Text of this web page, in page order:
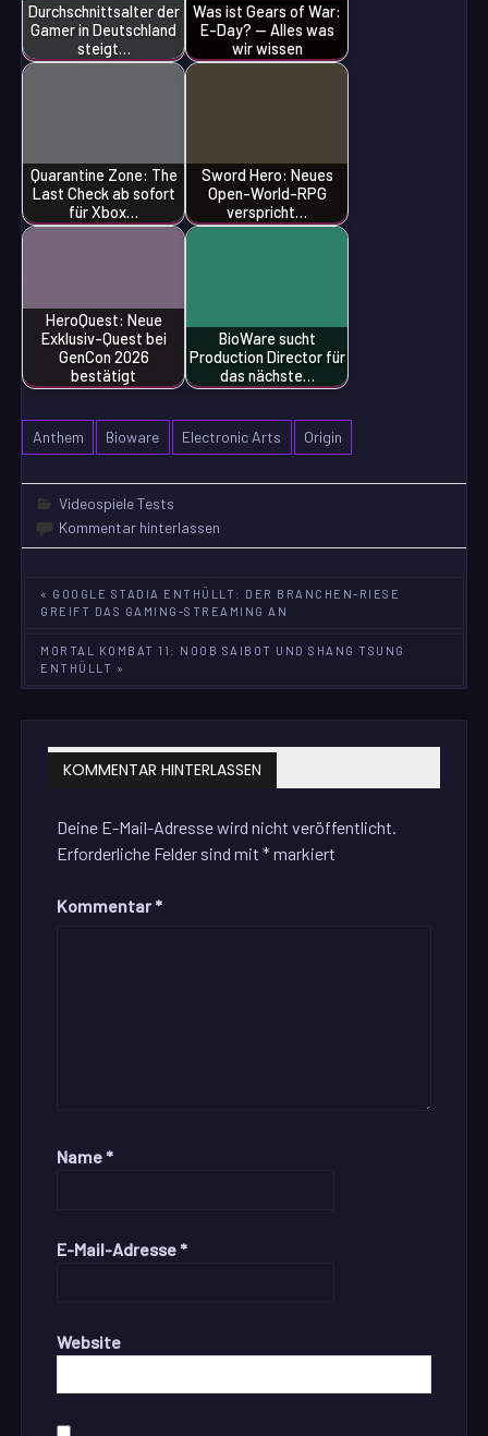
Durchschnittsalter der
Gamer in Deutschland
steigt…
Was ist Gears of War:
E-Day? — Alles was
wir wissen
Quarantine Zone: The
Last Check ab sofort
für Xbox…
Sword Hero: Neues
Open-World-RPG
verspricht…
HeroQuest: Neue
Exklusiv-Quest bei
GenCon 2026
bestätigt
BioWare sucht
Production Director für
das nächste…
Anthem Bioware Electronic Arts Origin
Videospiele Tests
Kommentar hinterlassen
Beitragsnavigation
« GOOGLE STADIA ENTHÜLLT: DER BRANCHEN-RIESE
GREIFT DAS GAMING-STREAMING AN
MORTAL KOMBAT 11: NOOB SAIBOT UND SHANG TSUNG
ENTHÜLLT »
KOMMENTAR HINTERLASSEN
Deine E-Mail-Adresse wird nicht veröffentlicht.
Erforderliche Felder sind mit*markiert
Kommentar *
Name *
E-Mail-Adresse *
Website